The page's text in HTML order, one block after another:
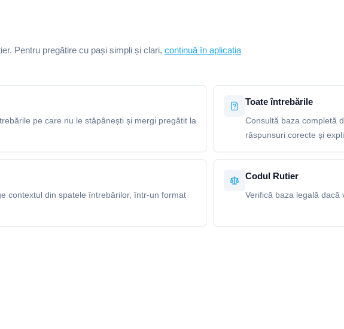
Pentru pregătire cu pași simpli și clari, continuă în aplicația
pe care nu le stăpânești și mergi pregătit la
Toate întrebările
Consultă baza completă
răspunsuri corecte și
contextul din spatele întrebărilor, într-un format
Codul Rutier
Verifică baza legală dacă